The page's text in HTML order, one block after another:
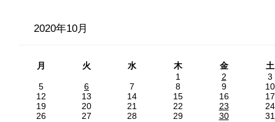
2020年10月
月 火 水 木 金
土
1
2
3
5
6 7 8 9
10
12
13 14 15 16
17
19
20 21 22 23
24
26
27 28 29 30 31